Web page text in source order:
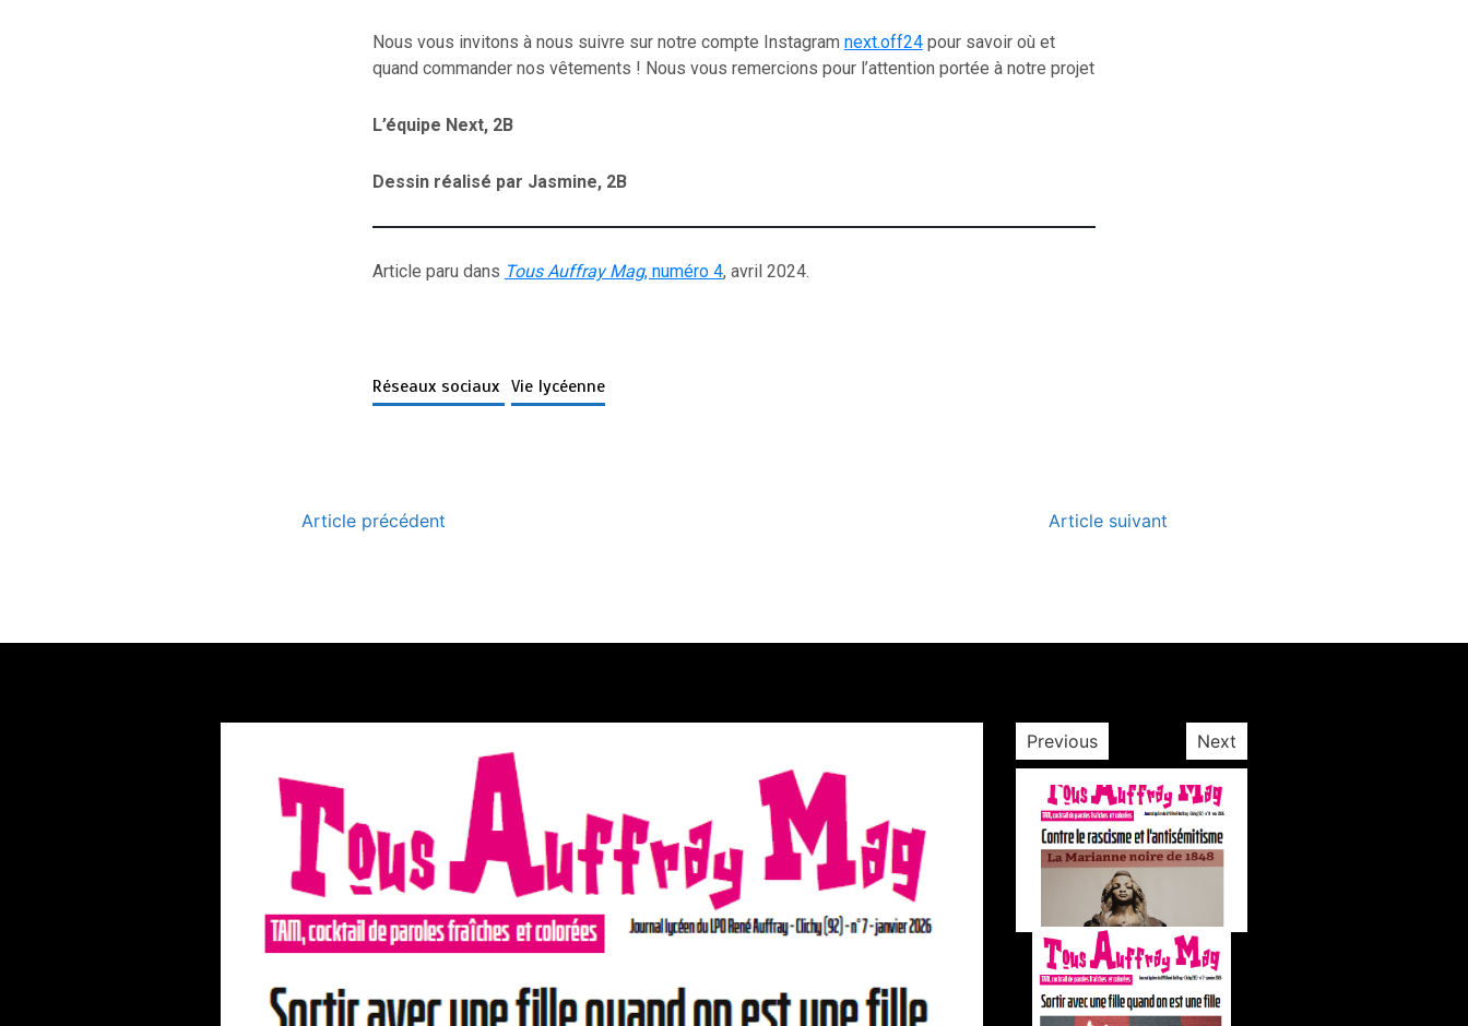
Nous vous invitons à nous suivre sur notre compte Instagram next.off24pour savoir où et
quand commander nos vêtements ! Nous vous remercions pour l’attention portée à notre projet
L’équipe Next, 2B
Dessin réalisé par Jasmine, 2B
Article paru dans Tous Auffray Mag, numéro 4, avril 2024.
Réseaux sociaux Vie lycéenne
Article précédent Article suivant
Previous Next